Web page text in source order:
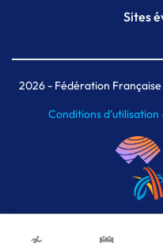
Sites
Meeting
MAIF
2026- Fédération Française
Conditions d'utilisation